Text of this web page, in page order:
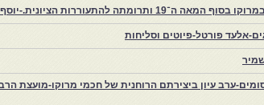
להתעוררות הציונית.-יוסף שיטרית.
אלעד פורטל-פיוטים וסליחות
ערב עיון ביצירתם הרוחנית של חכמי מרוקו-מועצת